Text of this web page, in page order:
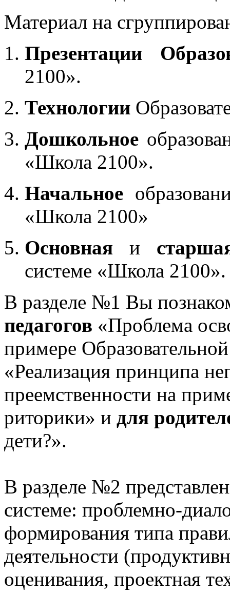
Материал на
Презентации
2100».
Технологии
Дошкольное
«Школа 2100».
Начальное
«Школа 2100»
Основная и
системе «Школа 2100».
В разделе №1 Вы
педагогов «Проблема
примере
«Реализация принципа
преемственности на
риторики» и для
дети?».
В разделе №2
системе: проблемно-
формирования типа
деятельности
оценивания, проектная